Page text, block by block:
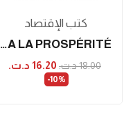
كتب الإقتصاد
LA TUNISIE DU DÉSASTRE A LA PROSPÉRITÉ
18.00 د.ت.‏ 16.20 د.ت.‏
‎-10%